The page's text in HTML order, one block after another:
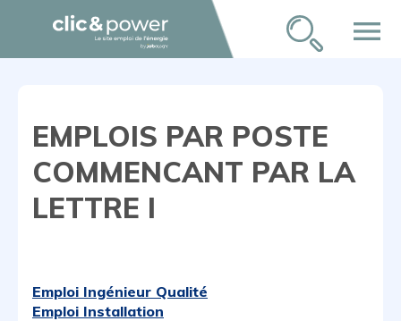
menu
EMPLOIS PAR POSTE
COMMENCANT PAR LA
LETTRE I
Emploi Ingénieur Qualité
Emploi Installation